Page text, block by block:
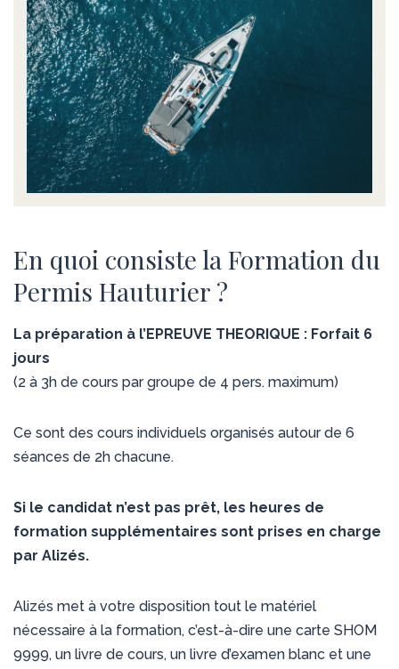
En quoi consiste la Formation du
Permis Hauturier ?
La préparation à l’EPREUVE THEORIQUE : Forfait 6
jours
(2 à 3h de cours par groupe de 4 pers. maximum)
Ce sont des cours individuels organisés autour de 6
séances de 2h chacune.
Si le candidat n’est pas prêt, les heures de
formation supplémentaires sont prises en charge
par Alizés.
Alizés met à votre disposition tout le matériel
nécessaire à la formation, c’est-à-dire une carte SHOM
9999, un livre de cours, un livre d’examen blanc et une